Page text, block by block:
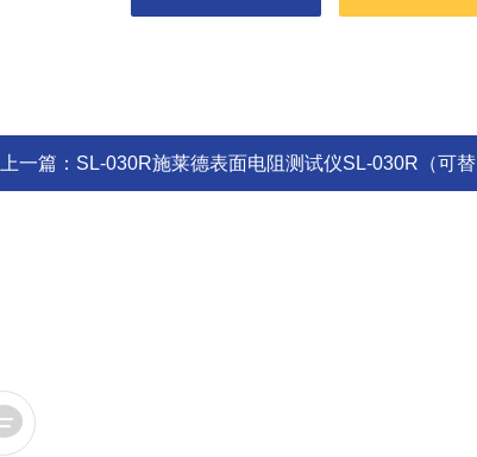
上一篇： SL-030R施莱德表面电阻测试仪SL-030R（可替代ACL-380）